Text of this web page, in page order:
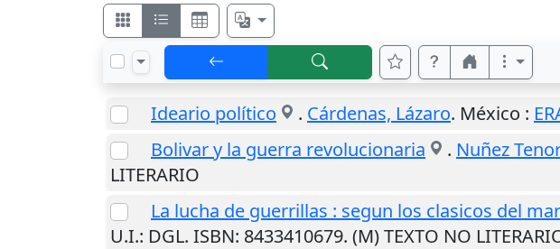
Ideario político . Cárdenas, Lázaro. México :
Bolivar y la guerra revolucionaria
. Nuñez
LITERARIO
La lucha de guerrillas : segun los clasicos del
U.I.: DGL. ISBN: 8433410679. (M) TEXTO NO